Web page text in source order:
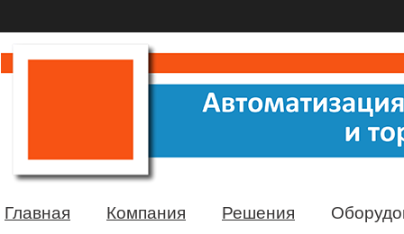
Главная Компания Решения